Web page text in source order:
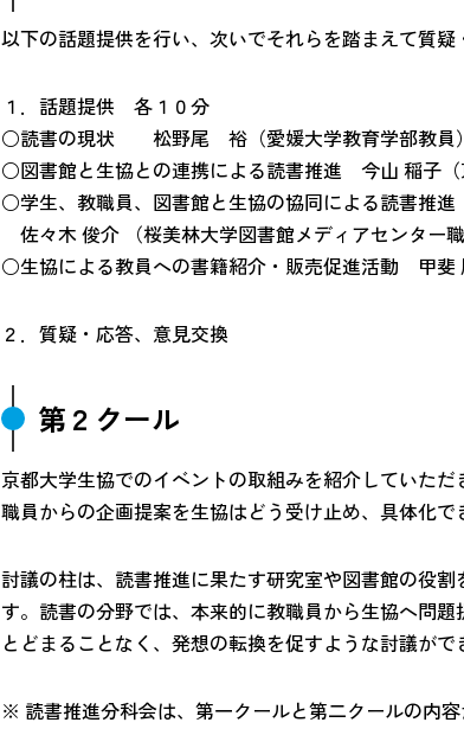
以下の話題提供を行い、次いでそれらを踏まえて質疑
１．話題提供 各１０分
○読書の現状 松野尾 裕（愛媛大学教育学部教員）
○図書館と生協との連携による読書推進 今山 稲子（
○学生、教職員、図書館と生協の協同による読書推進
佐々木 俊介 （桜美林大学図書館メディアセンター
○生協による教員への書籍紹介・販売促進活動 甲斐
２．質疑・応答、意見交換
第２クール
京都大学生協でのイベントの取組みを紹介していた
職員からの企画提案を生協はどう受け止め、具体化で
討議の柱は、読書推進に果たす研究室や図書館の役
す。読書の分野では、本来的に教職員から生協へ問
とどまることなく、発想の転換を促すような討議がで
※ 読書推進分科会は、第一クールと第二クールの内容